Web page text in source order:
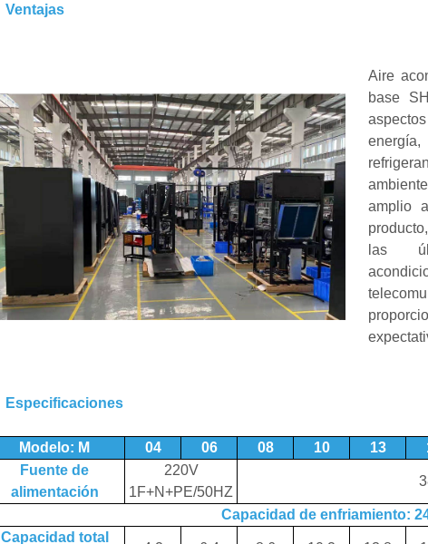
Ventajas
Aire
base
amplio
las
Especificaciones
Modelo: M 04 06 08 10 13
Fuente de
alimentación
220V
1F+N+PE/50HZ
Capacidad de enfriamiento:
Capacidad total